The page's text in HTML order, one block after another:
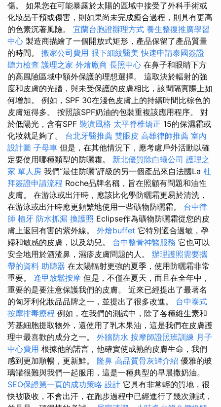
傷。 如果您在可能暴露於太陽的區域中接受了外科手術或
化妝品干預或傷害，則如果尚未完成癒合過程，則具有更高
的色素沉著風險。 宜蘭台胞證辦理方式 養生整復推廣學習
中心 製造商描繪了一個開放式矩形，產品保留了產品質量
的時間。 搬家公司費用 眼下細紋醫美 快速申請泰國簽證
聽力檢查 護理之家 外燴廠商 長照中心 在鼻子和眼睛下方
的高風險區域中額外保護的理想選擇。 這取決於輻射的強
度和皮膚的光譜，與未受保護的皮膚相比，該間隔實際上如
何增加。 例如，SPF 30在淺色皮膚上的持續時間比棕色的
皮膚短得多。 按照該SPF奶油的包裝重複該應用程序。 對
於低陽光，含有SPF 裝潢風格 太平脊椎矯正 15的保濕霜或
化妝就足夠了。 台北牙醫推薦 雙眼皮 高雄律師推薦 室內
設計圖 子母車 但是，在其他情況下，應考慮戶外活動以確
定要使用哪種類型的防曬霜。 新北優質除白蟻公司 護理之
家 單人房 我們“最佳防曬”評級的另一個產品來自法國La 杜
拜簽證申請流程 Roche品牌名稱，旨在照顧有問題和油性
皮膚。 在游泳或出汗時，應該比化學防曬霜更易於清洗，
在游泳或出汗時應更頻繁地使用一些礦物防曬霜。 台中律
師 植牙 防水抓漏 換護照 Eclipse作為礦物防曬霜從您的皮
膚上返回有害的紫外線。 外燴buffet 它特別適合過敏，孕
婦和敏感的皮膚，以及幼兒。 台中整骨神醫服務 它也可以
安全地用於酒渣鼻，濕疹皮膚問題的人。 辦理護照需要攜
帶的資料 助聽器 在太陽輻射更強的夏季，使用防曬霜非常
重要。 逢甲放鬆按摩 但是，不僅在夏天，而且在全年中，
重要的是要注意保護我們的皮膚。 近來已經提出了最著名
的匈牙利化妝品品牌之一，並提出了很多改進。 台中泰式
按摩排毒療程 例如，在我們的測試中，除了各種維生素和
芳基細胞提取物外，還使用了乳木果油，這是我們在皮膚護
理中最喜歡的成分之一。 外牆防水 按摩師證照班訓練 月子
中心費用 根據他的諾言，他確實使成熟的皮膚生命，我們
感到更加順暢，更新鮮。 隆鼻 高品質骨灰罈介紹 優雅的玻
璃罐很難與我們一起服用，這是一種典型的早晨撒奶油。
SEO保證第一頁的成功策略 設計 它具有非常輕的質地，很
快被吸收，不會出汗，在跑步過程中已經進行了幾次測試，